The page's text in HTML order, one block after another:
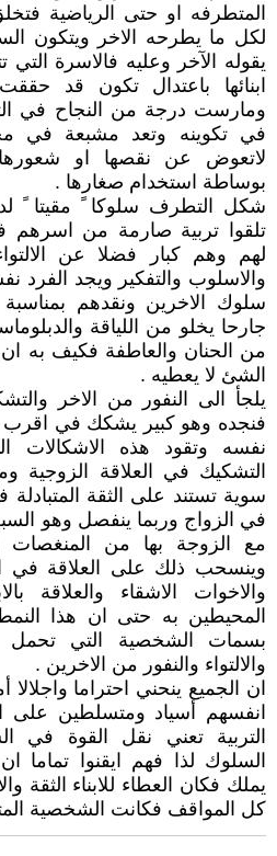
المتطرفه او حتى الرياضية
لكل ما يطرحه الاخر ويتكون
يقوله الآخر وعليه فالاسرة التي
ابنائها باعتدال تكون قد
ومارست درجة من النجاح في
في تكوينه وتعد مشبعة في
لاتعوض عن نقصها او شعورها
بوساطة استخدام صغارها .
شكل التطرف سلوكا ً مقيتا
تلقوا تربية صارمة من اسرهم
لهم وهم كبار فضلا عن
والاسلوب والتفكير ويجد الفرد
سلوك الاخرين ونقدهم بمناسبة
جارحا يخلو من اللياقة
من الحنان والعاطفة فكيف به ان
الشئ لا يعطيه .
يلجأ الى النفور من الاخر
فنجده وهو كبير يشكك في اقرب
نفسه وتقود هذه الاشكالات
التشكيك في العلاقة الزوجية
سوية تستند على الثقة
في الزواج وربما ينفصل وهو
مع الزوجة بها من المنغصات
وينسحب ذلك على العلاقة في
والاخوات الاشقاء والعلاقة
المحيطين به حتى ان هذا
بسمات الشخصية التي تحمل
والالتواء والنفور من الاخرين .
ان الجميع ينحني احتراما واجلالا
انفسهم أسياد ومتسلطين على
التربية تعني نقل القوة في
السلوك لذا فهم ايقنوا تماما
يملك فكان العطاء للابناء الثقة
كل المواقف فكانت الشخصية